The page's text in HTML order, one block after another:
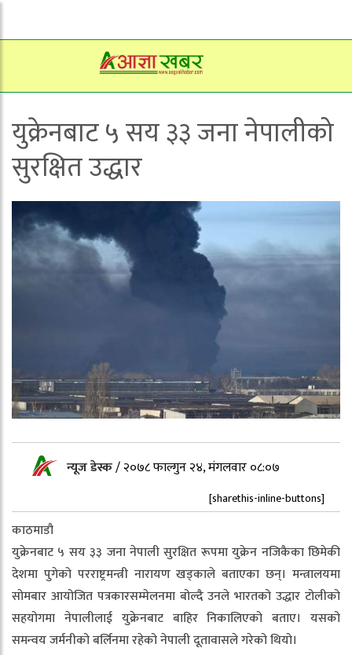
युक्रेनबाट ५ सय ३३ जना नेपालीको
सुरक्षित उद्धार
न्यूज डेस्क/२०७८ फाल्गुन २४, मंगलवार ०८:०७
[sharethis-inline-buttons]
काठमाडौ
युक्रेनबाट ५ सय ३३ जना नेपाली सुरक्षित रूपमा युक्रेन नजिकैका छिमेकी
देशमा पुगेको परराष्ट्रमन्त्री नारायण खड्काले बताएका छन्। मन्त्रालयमा
सोमबार आयोजित पत्रकारसम्मेलनमा बोल्दै उनले भारतको उद्धार टोलीको
सहयोगमा नेपालीलाई युक्रेनबाट बाहिर निकालिएको बताए। यसको
समन्वय जर्मनीको बर्लिनमा रहेको नेपाली दूतावासले गरेको थियो।